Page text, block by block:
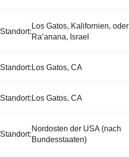
Standort:
Los Gatos, Kalifornien, oder
Ra’anana, Israel
Standort: Los Gatos, CA
Standort: Los Gatos, CA
Standort:
Nordosten der USA (nach
Bundesstaaten)